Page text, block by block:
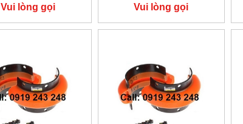
Vui lòng gọi Vui lòng gọi